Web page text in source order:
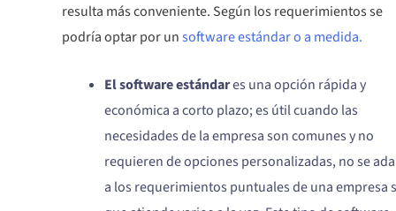
resulta más conveniente. Según los requerimientos se
podría optar por unsoftware estándar o a medida.
El software estándares una opción rápida y
económica a corto plazo; es útil cuando las
necesidades de la empresa son comunes y no
requieren de opciones personalizadas, no se
a los requerimientos puntuales de una empresa